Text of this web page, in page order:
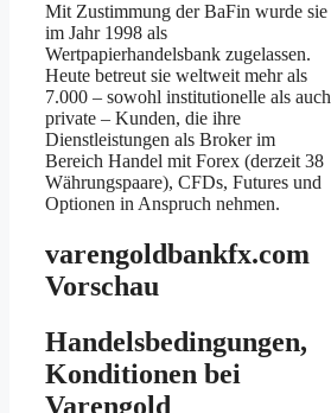
Mit Zustimmung der BaFin wurde sie
im Jahr 1998 als
Wertpapierhandelsbank zugelassen.
Heute betreut sie weltweit mehr als
7.000 – sowohl institutionelle als auch
private – Kunden, die ihre
Dienstleistungen als Broker im
Bereich Handel mit Forex (derzeit 38
Währungspaare), CFDs, Futures und
Optionen in Anspruch nehmen.
varengoldbankfx.com
Vorschau
Handelsbedingungen,
Konditionen bei
Varengold